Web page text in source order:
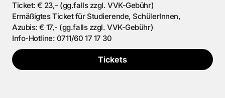
Ticket: € 23,- (gg.falls zzgl. VVK-Gebühr)
Ermäßigtes Ticket für Studierende, SchülerInnen,
Azubis: € 17,- (gg.falls zzgl. VVK-Gebühr)
Info-Hotline: 0711/60 17 17 30
Tickets